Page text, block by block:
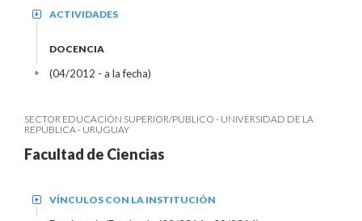
ACTIVIDADES
+
DOCENCIA
(04/2012 - a la fecha)
+
SECTOR EDUCACIÓN SUPERIOR/PÚBLICO - UNIVERSIDAD DE LA
REPÚBLICA - URUGUAY
Facultad de Ciencias
VÍNCULOS CON LA INSTITUCIÓN
+